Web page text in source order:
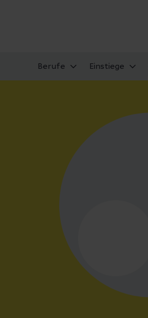
Berufe Einstiege